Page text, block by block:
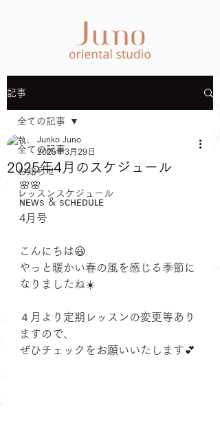
記事
全ての記事
お知らせ
レッスンスケジュール
全ての記事
2025年4月のスケジュール
Junko Juno
2025年3月29日
🌸🌸
ɴᴇᴡs & sᴄʜᴇᴅᴜʟᴇ
4月号
こんにちは😃
やっと暖かい春の風を感じる季節に
なりましたね☀️
４月より定期レッスンの変更等あり
ますので、
ぜひチェックをお願いいたします💕